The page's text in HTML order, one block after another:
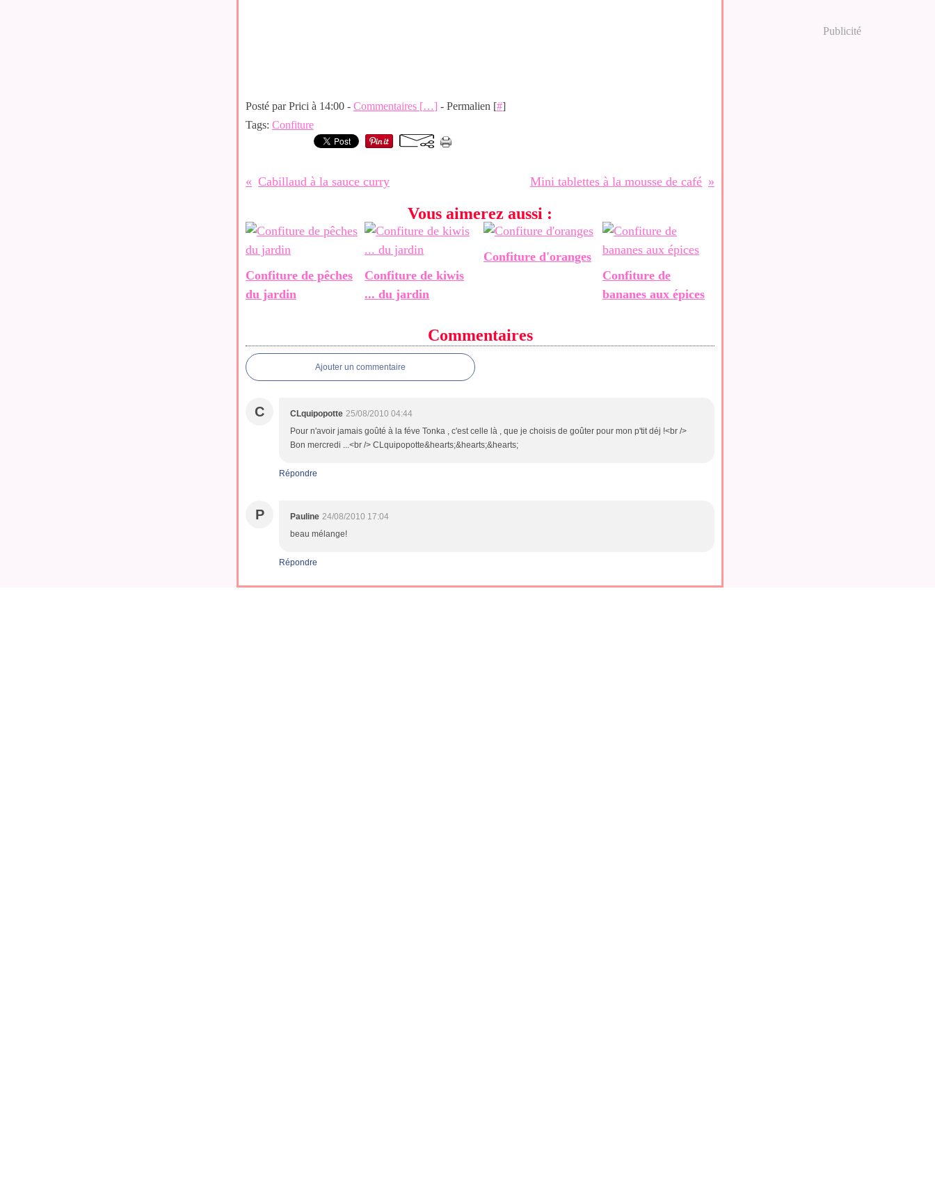
Posté par Prici à 14:00 - Commentaires […] - Permalien [#]
Tags: Confiture
Cabillaud à la sauce curry Mini tablettes à la mousse de café
Vous aimerez aussi :
Confiture de pêches
du jardin
Confiture de kiwis
... du jardin
Confiture d'oranges
Confiture de
bananes aux épices
Commentaires
Ajouter un commentaire
C CLquipopotte 25/08/2010 04:44
Pour n'avoir jamais goûté à la féve Tonka , c'est celle là , que je choisis de goûter pour mon p'tit déj !<br />
Bon mercredi ...<br /> CLquipopotte&hearts;&hearts;&hearts;
Répondre
P Pauline 24/08/2010 17:04
beau mélange!
Répondre
Publicité